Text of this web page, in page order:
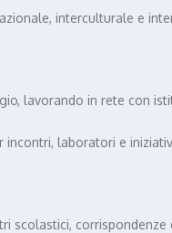
interculturale e
lavorando in rete con
laboratori e
scolastici,